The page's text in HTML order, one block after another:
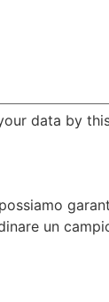
data by
un